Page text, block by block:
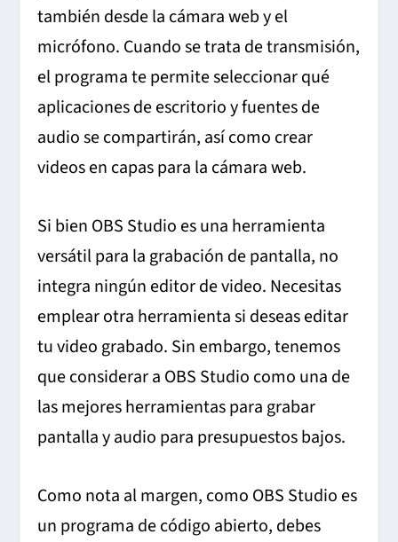
también desde la cámara web y el
micrófono. Cuando se trata de transmisión,
el programa te permite seleccionar qué
aplicaciones de escritorio y fuentes de
audio se compartirán, así como crear
videos en capas para la cámara web.
Si bien OBS Studio es una herramienta
versátil para la grabación de pantalla, no
integra ningún editor de video. Necesitas
emplear otra herramienta si deseas editar
tu video grabado. Sin embargo, tenemos
que considerar a OBS Studio como una de
las mejores herramientas para grabar
pantalla y audio para presupuestos bajos.
Como nota al margen, como OBS Studio es
un programa de código abierto, debes